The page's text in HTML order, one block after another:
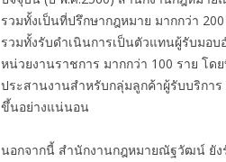
รวมทั้งเป็นที่ปรึกษากฎหมาย มากกว่า
รวมทั้งรับดำเนินการเป็นตัวแทนผู้รับมอ
หน่วยงานราชการ มากกว่า 100 ราย โ
ประสานงานสำหรับกลุ่มลูกค้าผู้รับบริการ
ขึ้นอย่างแน่นอน
นอกจากนี้ สำนักงานกฎหมายณัฐวัฒน์ ยัง